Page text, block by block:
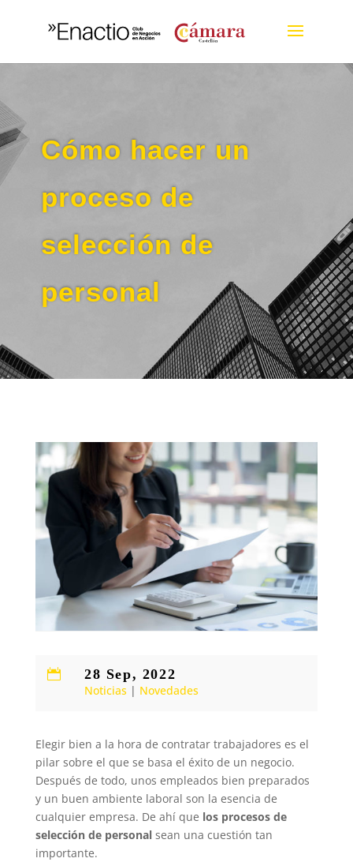
Cómo hacer un
proceso de
selección de
personal
 28 Sep, 2022
Noticias| Novedades
Elegir bien a la hora de contratar trabajadores es el
pilar sobre el que se basa el éxito de un negocio.
Después de todo, unos empleados bien preparados
y un buen ambiente laboral son la esencia de
cualquier empresa. De ahí que los procesos de
selección de personal sean una cuestión tan
importante.